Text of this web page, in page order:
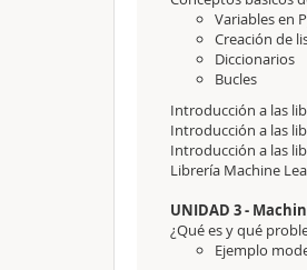
Variables en
Creación de
Diccionarios
Bucles
Introducción a las
Introducción a las
Introducción a las
Librería Machine
UNIDAD 3 -
¿Qué es y qué
Ejemplo